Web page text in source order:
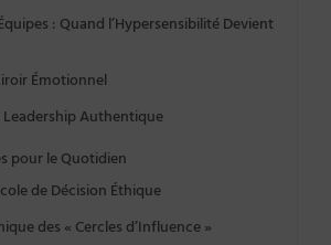
: Quand l’Hypersensibilité Devient
Émotionnel
Leadership Authentique
pour le Quotidien
de Décision Éthique
des « Cercles d’Influence »